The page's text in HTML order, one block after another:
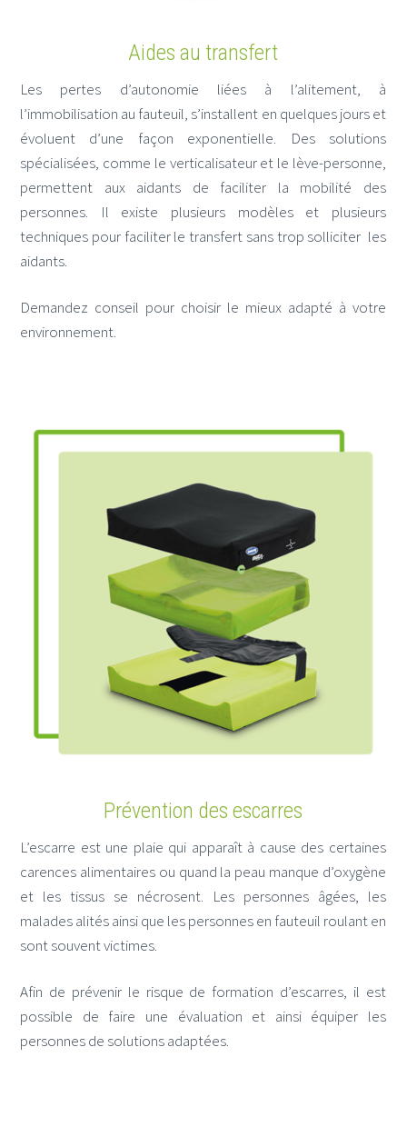
Aides au transfert
Les pertes d’autonomie liées à l’alitement, à
l’immobilisation au fauteuil, s’installent en quelques jours et
évoluent d’une façon exponentielle. Des solutions
spécialisées, comme le verticalisateur et le lève-personne,
permettent aux aidants de faciliter la mobilité des
personnes. Il existe plusieurs modèles et plusieurs
techniques pour faciliter le transfert sans trop solliciter les
aidants.
Demandez conseil pour choisir le mieux adapté à votre
environnement.
Prévention des escarres
L’escarre est une plaie qui apparaît à cause des certaines
carences alimentaires ou quand la peau manque d’oxygène
et les tissus se nécrosent. Les personnes âgées, les
malades alités ainsi que les personnes en fauteuil roulant en
sont souvent victimes.
Afin de prévenir le risque de formation d’escarres, il est
possible de faire une évaluation et ainsi équiper les
personnes de solutions adaptées.